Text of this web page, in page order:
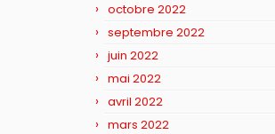
octobre 2022
septembre 2022
juin 2022
mai 2022
avril 2022
mars 2022